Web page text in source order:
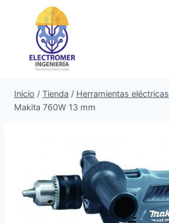
contenido
Inicio / Tienda / Herramientas eléctricas
Makita 760W 13 mm